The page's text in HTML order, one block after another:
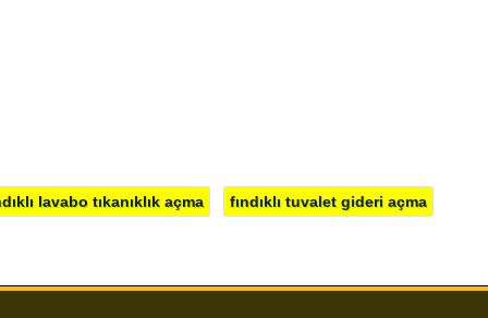
lavabo tıkanıklık açma fındıklı tuvalet gideri açma